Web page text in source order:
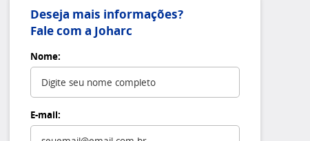
Deseja mais informações?
Fale com a Joharc
Nome:
E-mail: